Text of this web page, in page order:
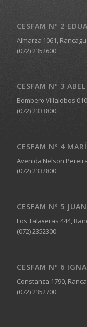
CESFAM Nº 2
Almarza 1061,
(072) 2352600
CESFAM Nº 3
Bombero Villalobos
(072) 2333800
CESFAM Nº 4
Avenida Nelson
(072) 2332800
CESFAM Nº 5
Los Talaveras 444,
(072) 2352300
CESFAM Nº 6
Constanza 1790,
(072) 2352700